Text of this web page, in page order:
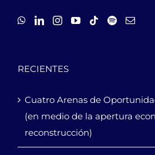
RECIENTES
Cuatro Arenas de
(en medio de la apertura
reconstrucción)